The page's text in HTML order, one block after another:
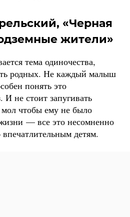
«Черная
жители»
тема одиночества,
родных. Не каждый малыш
понять это
И не стоит запугивать
мол чтобы ему не было
— все это несомненно
детям.